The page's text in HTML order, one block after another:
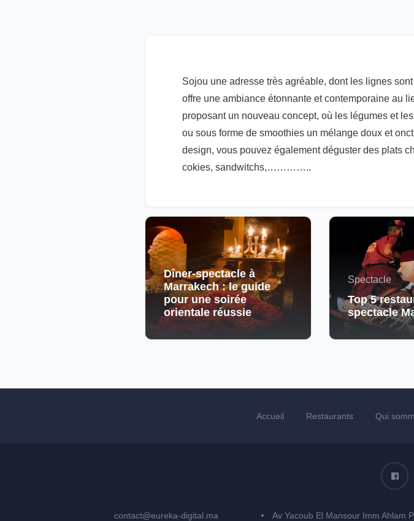
Sojou une adresse très agréable, dont les lignes
offre une ambiance étonnante et contemporaine au
proposant un nouveau concept, où les légumes et
ou sous forme de smoothies un mélange doux et
design, vous pouvez également déguster des plats
cokies, sandwitchs,…………..
Dîner-spectacle à
Marrakech : le guide
pour une soirée
orientale réussie
Spectacle
Top 5
spectacle
Accueil Restaurants Qui
contact@eureka-digital.ma Av Yacoub El Mansour Imm Ahlam